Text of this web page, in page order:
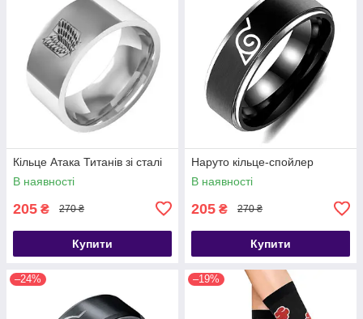
Кільце Атака Титанів зі сталі
В наявності
205 ₴ 270 ₴
Купити
Наруто кільце-спойлер
В наявності
205 ₴ 270 ₴
Купити
–24% –19%